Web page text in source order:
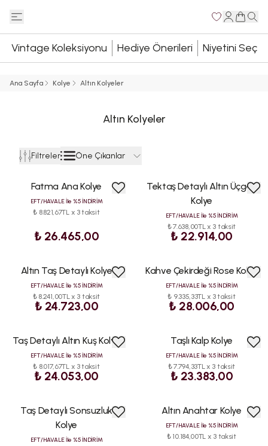
Vintage Koleksiyonu Hediye Önerileri Niyetini Seç
Ana Sayfa Kolye Altın Kolyeler
Altın Kolyeler
Filtreler Öne Çıkanlar
Fatma Ana Kolye
EFT/HAVALE İle %5 İNDİRİM
₺ 8.821,67TL x 3 taksit
₺ 26.465,00
Tektaş Detaylı Altın Üçgen
Kolye
EFT/HAVALE İle %5 İNDİRİM
₺ 7.638,00TL x 3 taksit
₺ 22.914,00
Altın Taş Detaylı Kolye
EFT/HAVALE İle %5 İNDİRİM
₺ 8.241,00TL x 3 taksit
₺ 24.723,00
Kahve Çekirdeği Rose Kolye
EFT/HAVALE İle %5 İNDİRİM
₺ 9.335,33TL x 3 taksit
₺ 28.006,00
Taş Detaylı Altın Kuş Kolye
EFT/HAVALE İle %5 İNDİRİM
₺ 8.017,67TL x 3 taksit
₺ 24.053,00
Taşlı Kalp Kolye
EFT/HAVALE İle %5 İNDİRİM
₺ 7.794,33TL x 3 taksit
₺ 23.383,00
HIZLI
Taş Detaylı Sonsuzluk
Kolye
EFT/HAVALE İle %5 İNDİRİM
Altın Anahtar Kolye
EFT/HAVALE İle %5 İNDİRİM
₺ 10.184,00TL x 3 taksit